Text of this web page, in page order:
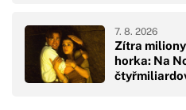
Zítra
horka: Na
7. 8. 2026